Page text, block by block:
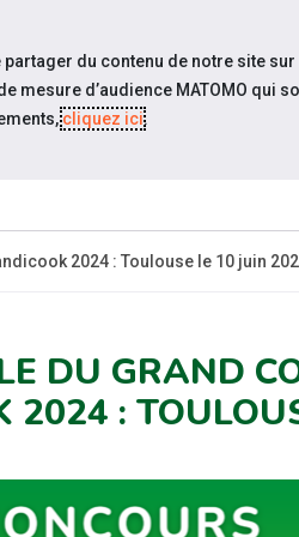
2024 : Toulouse le 10 juin
DU GRAND
2024 :
du contenu de notre site sur
d’audience MATOMO qui
cliquez ici.